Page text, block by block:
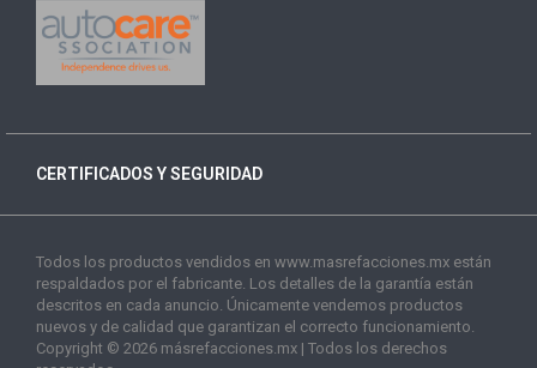
CERTIFICADOS Y SEGURIDAD
Todos los productos vendidos en www.masrefacciones.mx están
respaldados por el fabricante. Los detalles de la garantía están
descritos en cada anuncio. Únicamente vendemos productos
nuevos y de calidad que garantizan el correcto funcionamiento.
Copyright © 2026 másrefacciones.mx | Todos los derechos